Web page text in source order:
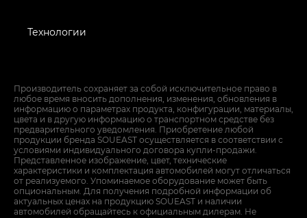
Технологии
Производитель сохраняет за собой исключительное право в
любое время вносить дополнения, изменения, обновления в
информацию о параметрах продукта, конфигурации, материалы,
цвета и в другую информацию о транспортном средстве без
предварительного уведомления. Приобретение любой
продукции бренда SOUEAST осуществляется в соответствии с
условиями индивидуального договора купли-продажи.
Представленное изображение, цвет, технические
характеристики и комплектация автомобилей могут отличаться
от реализуемого. Упоминаемое оборудование может быть
опциональным. Для получения подробной информации об
актуальных ценах на продукцию SOUEAST и наличии
автомобилей обращайтесь к официальным дилерам. Не